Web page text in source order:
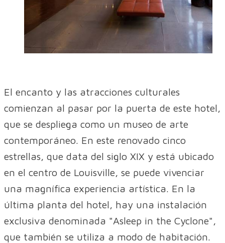
El encanto y las atracciones culturales
comienzan al pasar por la puerta de este hotel,
que se despliega como un museo de arte
contemporáneo. En este renovado cinco
estrellas, que data del siglo XIX y está ubicado
en el centro de Louisville, se puede vivenciar
una magnífica experiencia artística. En la
última planta del hotel, hay una instalación
exclusiva denominada "Asleep in the Cyclone",
que también se utiliza a modo de habitación.